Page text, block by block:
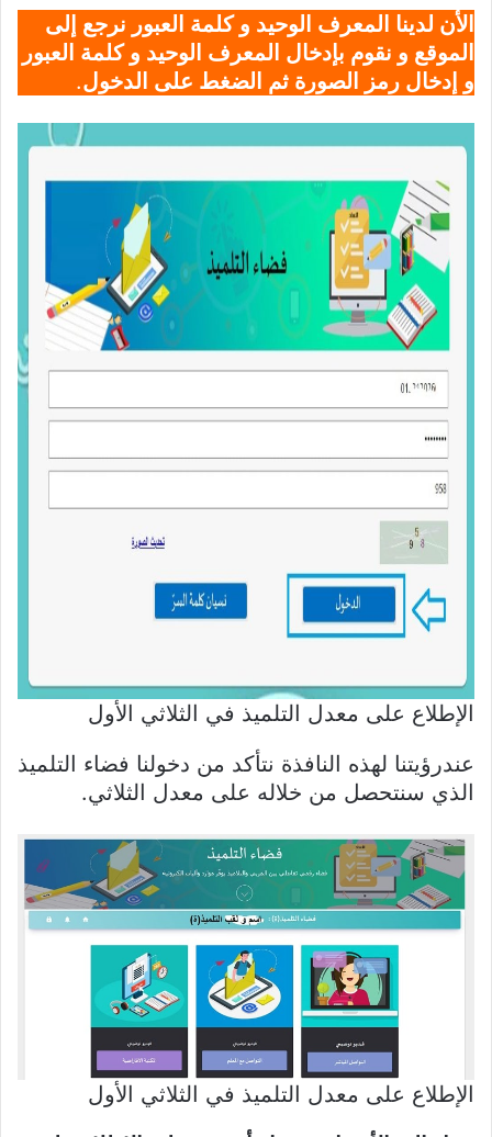
الأن لدينا المعرف الوحيد و كلمة العبور نرجع إلى
الموقع و نقوم بإدخال المعرف الوحيد و كلمة العبور
و إدخال رمز الصورة ثم الضغط على الدخول.
الإطلاع على معدل التلميذ في الثلاثي الأول
عندرؤيتنا لهذه النافذة نتأكد من دخولنا فضاء التلميذ
الذي سنتحصل من خلاله على معدل الثلاثي.
الإطلاع على معدل التلميذ في الثلاثي الأول